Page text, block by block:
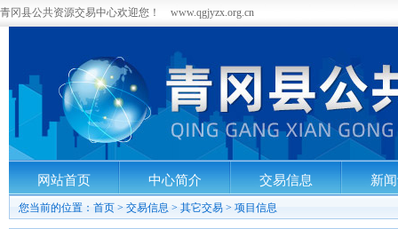
青冈县公共资源交易中心欢迎您！ www.qgjyzx.org.cn
网站首页 中心简介 交易信息 新
您当前的位置： 首页 > 交易信息 > 其它交易 > 项目信息